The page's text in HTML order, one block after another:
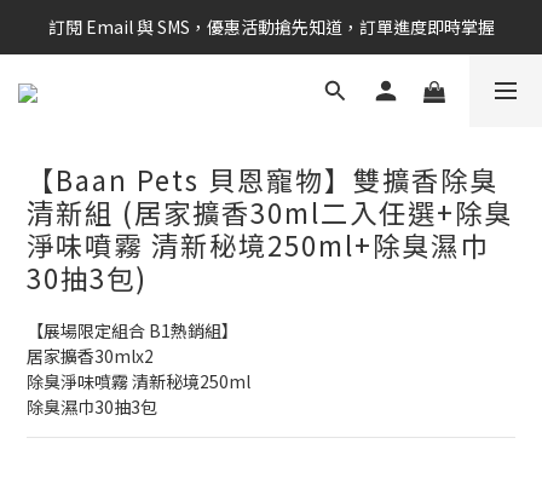
新會員享$100購物金 現在立即加入！
訂閱 Email 與 SMS，優惠活動搶先知道，訂單進度即時掌握
新會員享$100購物金 現在立即加入！
【Baan Pets 貝恩寵物】雙擴香除臭
清新組 (居家擴香30ml二入任選+除臭
淨味噴霧 清新秘境250ml+除臭濕巾
30抽3包)
【展場限定組合 B1熱銷組】
居家擴香30mlx2
除臭淨味噴霧 清新秘境250ml
除臭濕巾30抽3包